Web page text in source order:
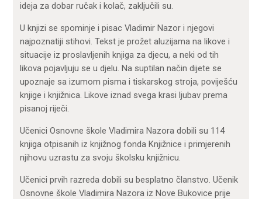
ideja za dobar ručak i kolač, zaključili su.
U knjizi se spominje i pisac Vladimir Nazor i njegovi
najpoznatiji stihovi. Tekst je prožet aluzijama na likove i
situacije iz proslavljenih knjiga za djecu, a neki od tih
likova pojavljuju se u djelu. Na suptilan način dijete se
upoznaje sa izumom pisma i tiskarskog stroja, poviješću
knjige i knjižnica. Likove iznad svega krasi ljubav prema
pisanoj riječi.
Učenici Osnovne škole Vladimira Nazora dobili su 114
knjiga otpisanih iz knjižnog fonda Knjižnice i primjerenih
njihovu uzrastu za svoju školsku knjižnicu.
Učenici prvih razreda dobili su besplatno članstvo. Učenik
Osnovne škole Vladimira Nazora iz Nove Bukovice prije